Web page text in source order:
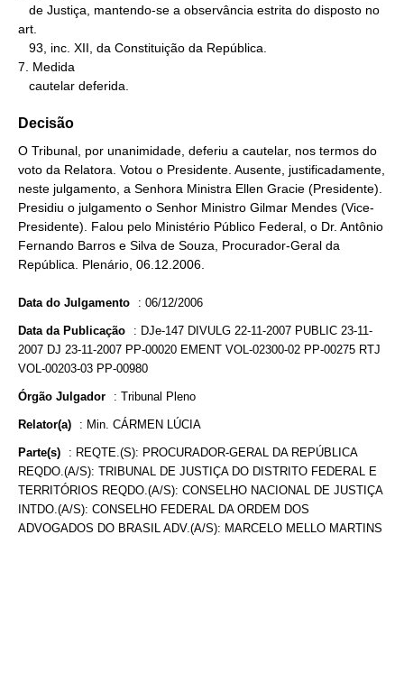
art.
7. Medida
   cautelar deferida.
Decisão
O Tribunal, por unanimidade, deferiu a cautelar, nos termos do
voto da Relatora. Votou o Presidente. Ausente, justificadamente,
neste julgamento, a Senhora Ministra Ellen Gracie (Presidente).
Presidiu o julgamento o Senhor Ministro Gilmar Mendes (Vice-
Presidente). Falou pelo Ministério Público Federal, o Dr. Antônio
Fernando Barros e Silva de Souza, Procurador-Geral da
República. Plenário, 06.12.2006.
Data do Julgamento : 06/12/2006
Data da Publicação : DJe-147 DIVULG 22-11-2007 PUBLIC 23-11-
2007 DJ 23-11-2007 PP-00020 EMENT VOL-02300-02 PP-00275 RTJ
VOL-00203-03 PP-00980
Órgão Julgador : Tribunal Pleno
Relator(a) : Min. CÁRMEN LÚCIA
Parte(s) : REQTE.(S): PROCURADOR-GERAL DA REPÚBLICA
REQDO.(A/S): TRIBUNAL DE JUSTIÇA DO DISTRITO FEDERAL E
TERRITÓRIOS REQDO.(A/S): CONSELHO NACIONAL DE JUSTIÇA
INTDO.(A/S): CONSELHO FEDERAL DA ORDEM DOS
ADVOGADOS DO BRASIL ADV.(A/S): MARCELO MELLO MARTINS